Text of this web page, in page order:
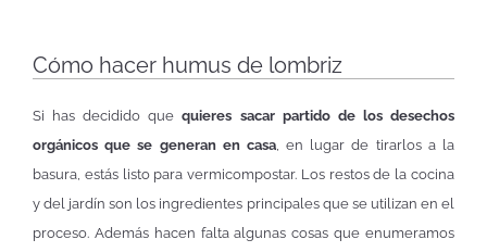
Cómo hacer humus de lombriz
Si has decidido quequieres sacar partido de los desechos
orgánicos que se generan en casa, en lugar de tirarlos a la
basura, estás listo para vermicompostar. Los restos de la cocina
y del jardín son los ingredientes principales que se utilizan en el
proceso. Además hacen falta algunas cosas que enumeramos